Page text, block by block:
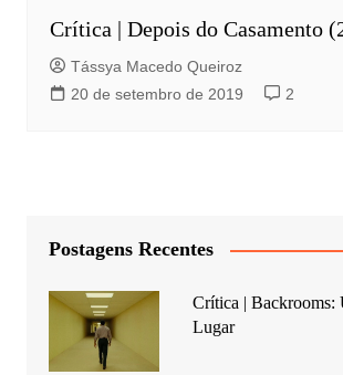
Crítica | Depois do Casamento
Tássya Macedo Queiroz
20 de setembro de 2019
2
Postagens Recentes
Crítica | Backrooms:
Lugar